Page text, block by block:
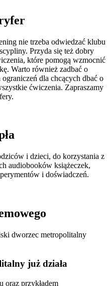
nie trzeba odwiedzać klubu
Przyda się też dobry
które pomogą wzmocnić
Warto również zadbać o
dla chcących dbać o
ćwiczenia. Zapraszamy
i dzieci, do korzystania z
audiobooków książeczek,
i doświadczeń.
już działa
oraz przykładem